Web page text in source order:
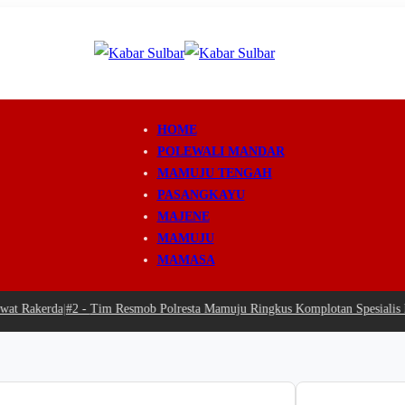
HOME
POLEWALI MANDAR
MAMUJU TENGAH
PASANGKAYU
MAJENE
MAMUJU
MAMASA
|#2 -Tim Resmob Polresta Mamuju Ringkus Komplotan Spesialis